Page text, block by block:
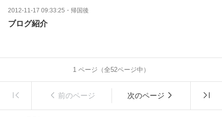
2012-11-17 09:33:25 ・ 帰国後
ブログ紹介
1ページ（全52ページ中）
前のページ 次のページ